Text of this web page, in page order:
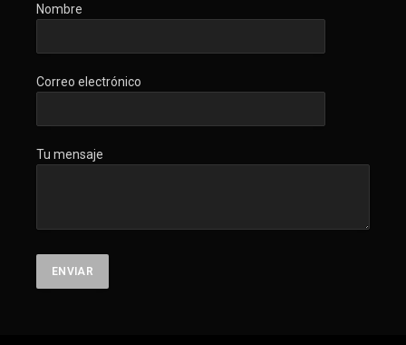
Nombre
Correo electrónico
Tu mensaje